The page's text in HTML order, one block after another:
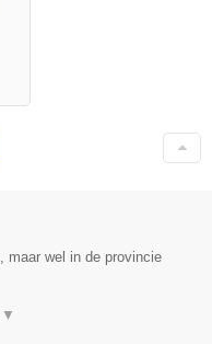
maar wel in de provincie
▼